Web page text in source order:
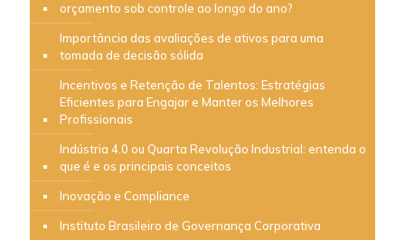
orçamento sob controle ao longo do ano?
Importância das avaliações de ativos para uma
tomada de decisão sólida
Incentivos e Retenção de Talentos: Estratégias
Eficientes para Engajar e Manter os Melhores
Profissionais
Indústria 4.0 ou Quarta Revolução Industrial: entenda o
que é e os principais conceitos
Inovação e Compliance
Instituto Brasileiro de Governança Corporativa